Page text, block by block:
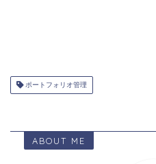
ポートフォリオ管理
ABOUT ME